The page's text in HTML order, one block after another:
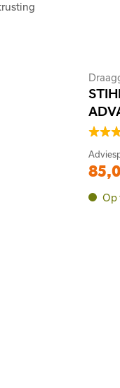
Op